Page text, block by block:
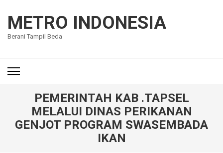
konten
(Tekan
METRO INDONESIA
Berani Tampil Beda
PEMERINTAH KAB .TAPSEL
MELALUI DINAS PERIKANAN
GENJOT PROGRAM SWASEMBADA
IKAN